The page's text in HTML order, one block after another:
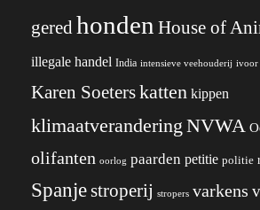
geredhonden House of
illegale handel India intensieve veehouderij ivoor
Karen Soeterskatten kippen
klimaatverandering NVWA
olifanten oorlog paarden petitie politie
Spanjestroperij stropers varkens